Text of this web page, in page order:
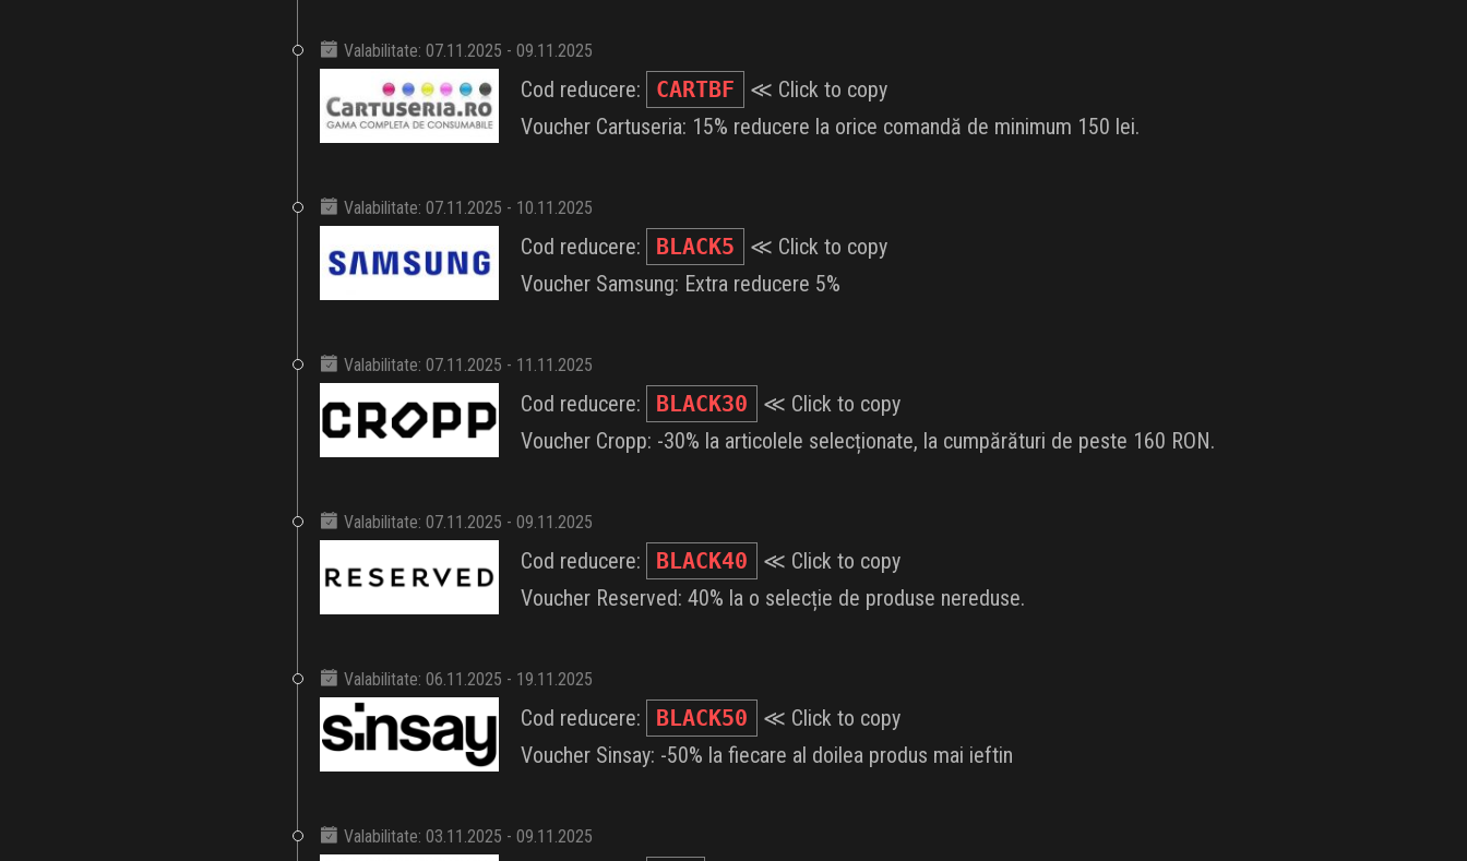
Valabilitate: 07.11.2025 - 09.11.2025
Cod reducere: CARTBF
≪ Click to copy
Voucher Cartuseria: 15% reducere la orice comandă de minimum 150 lei.
Valabilitate: 07.11.2025 - 10.11.2025
Cod reducere: BLACK5
≪ Click to copy
Voucher Samsung: Extra reducere 5%
Valabilitate: 07.11.2025 - 11.11.2025
Cod reducere: BLACK30
≪ Click to copy
Voucher Cropp: -30% la articolele selecționate, la cumpărături de peste 160 RON.
Valabilitate: 07.11.2025 - 09.11.2025
Cod reducere: BLACK40
≪ Click to copy
Voucher Reserved: 40% la o selecție de produse nereduse.
Valabilitate: 06.11.2025 - 19.11.2025
Cod reducere: BLACK50
≪ Click to copy
Voucher Sinsay: -50% la fiecare al doilea produs mai ieftin
Valabilitate: 03.11.2025 - 09.11.2025